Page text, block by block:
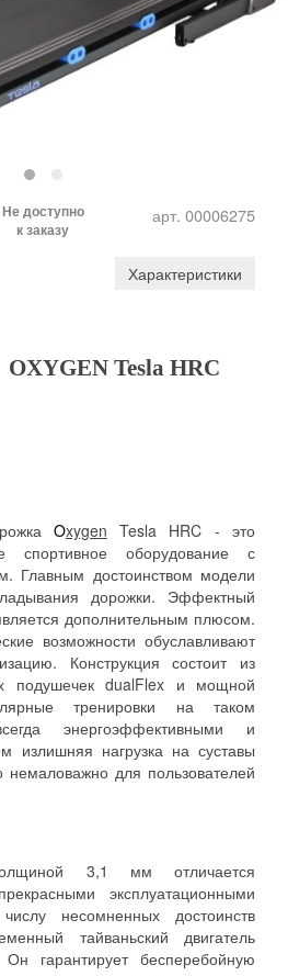
арт. 00006275
Не доступно
к заказу
Характеристики
OXYGEN Tesla HRC
Oxygen Tesla HRC - это
спортивное оборудование с
Главным достоинством модели
дорожки. Эффектный
дополнительным плюсом.
возможности обуславливают
Конструкция состоит из
подушечек dualFlex и мощной
тренировки на таком
энергоэффективными и
излишняя нагрузка на суставы
немаловажно для пользователей
3,1 мм отличается
эксплуатационными
несомненных достоинств
тайваньский двигатель
гарантирует бесперебойную